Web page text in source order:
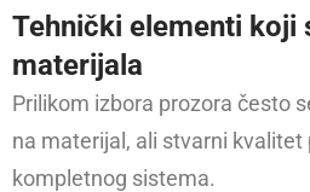
Tehnički elementi koji
materijala
Prilikom izbora prozora često
na materijal, ali stvarni kvalitet
kompletnog sistema.